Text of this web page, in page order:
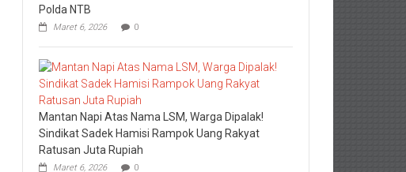
Polda NTB
Maret 6, 2026 0
Mantan Napi Atas Nama LSM, Warga Dipalak!
Sindikat Sadek Hamisi Rampok Uang Rakyat
Ratusan Juta Rupiah
Maret 6, 2026 0